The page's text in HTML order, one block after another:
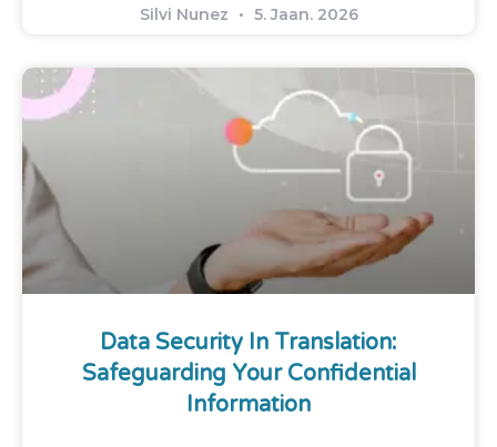
Silvi Nunez 5. Jaan. 2026
Data Security In Translation:
Safeguarding Your Confidential
Information